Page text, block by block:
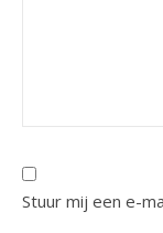
Stuur mij een e-